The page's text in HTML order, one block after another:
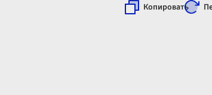
Копировать